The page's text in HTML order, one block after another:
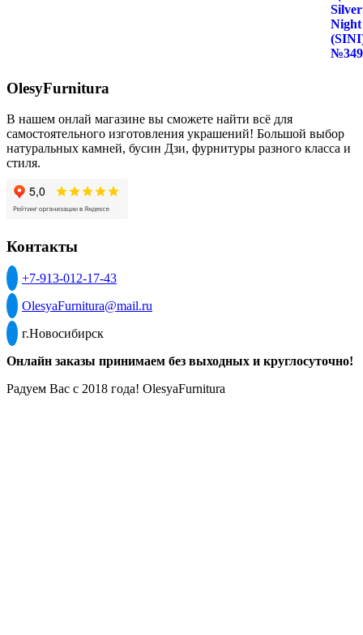
OlesyFurnitura
В нашем онлай магазине вы сможете найти всё для
самостоятельного изготовления украшений! Большой выбор
натуральных камней, бусин Дзи, фурнитуры разного класса и
стиля.
Контакты
+7-913-012-17-43
OlesyaFurnitura@mail.ru
г.Новосибирск
Онлайн заказы принимаем без выходных и круглосуточно!
Радуем Вас с 2018 года! OlesyaFurnitura